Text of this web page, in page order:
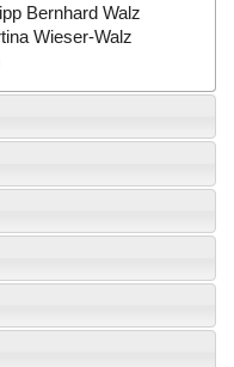
Bernhard Walz
Wieser-Walz